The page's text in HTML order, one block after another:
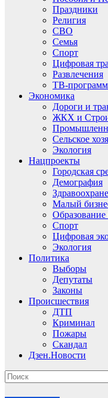
Праздники
Религия
СВО
Семья
Спорт
Цифровая
Развлечения
ТВ-
Экономика
Дороги и
ЖКХ и
Сельское
Экология
Нацпроекты
Городская
Демография
Малый
Образование
Спорт
Цифровая
Экология
Политика
Выборы
Депутаты
Законы
Происшествия
ДТП
Криминал
Пожары
Скандал
Дзен.Новости